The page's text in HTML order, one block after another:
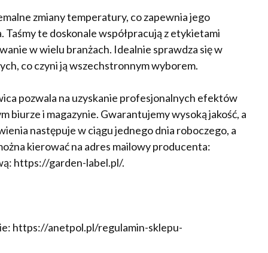
zmiany temperatury, co zapewnia jego
te doskonale współpracują z etykietami
w wielu branżach. Idealnie sprawdza się w
co czyni ją wszechstronnym wyborem.
pozwala na uzyskanie profesjonalnych efektów
biurze i magazynie. Gwarantujemy wysoką jakość, a
następuje w ciągu jednego dnia roboczego, a
kierować na adres mailowy producenta:
https://garden-label.pl/.
https://anetpol.pl/regulamin-sklepu-